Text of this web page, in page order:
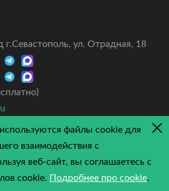
г.Севастополь, ул. Отрадная, 18
файлы cookie для
взаимодействия с
веб-сайт, вы соглашаетесь с
cookie. Подробнее про cookie.